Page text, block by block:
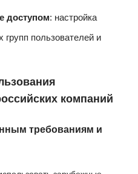
доступом: настройка
групп пользователей и
компаний
требованиям и